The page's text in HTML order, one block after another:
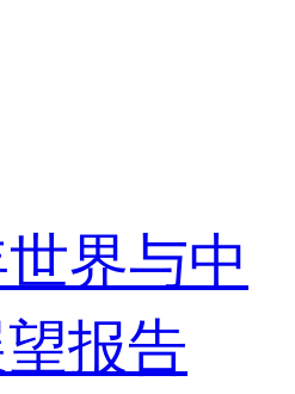
界与中
报告